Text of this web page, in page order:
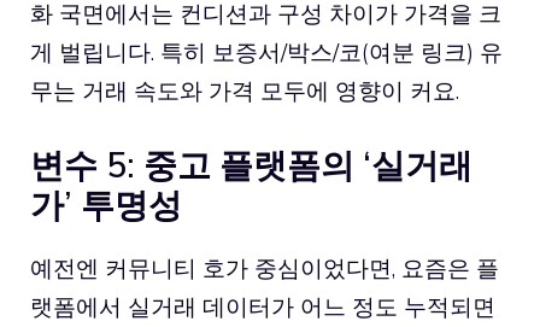
화 국면에서는 컨디션과 구성 차이가 가격을 크
게 벌립니다. 특히 보증서/박스/코(여분 링크) 유
무는 거래 속도와 가격 모두에 영향이 커요.
변수 5: 중고 플랫폼의 ‘실거래
가’ 투명성
예전엔 커뮤니티 호가 중심이었다면, 요즘은 플
랫폼에서 실거래 데이터가 어느 정도 누적되면